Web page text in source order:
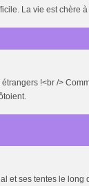
La vie est chère
!<br />
et ses tentes le long